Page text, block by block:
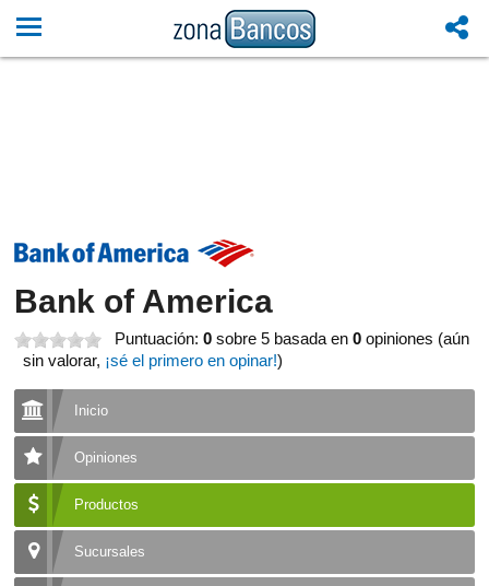
Bank of America
Puntuación:0 sobre 5 basada en0 opiniones (aún
sin valorar, ¡sé el primero en opinar!)
Inicio
Opiniones
Productos
Sucursales